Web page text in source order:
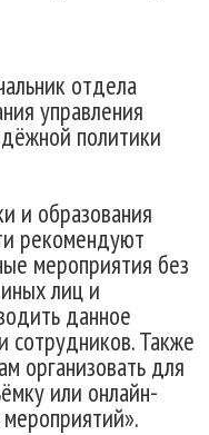
отдела
управления
политики
и образования
рекомендуют
мероприятия без
лиц и
данное
сотрудников. Также
организовать для
или онлайн-